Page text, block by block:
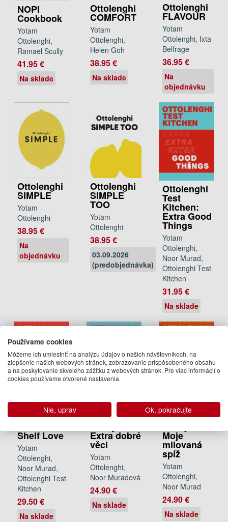
NOPI
Cookbook
Yotam
Ottolenghi,
Ramael Scully
41.95 €
Na sklade
Ottolenghi
COMFORT
Yotam
Ottolenghi,
Helen Goh
38.95 €
Na sklade
Ottolenghi
FLAVOUR
Yotam
Ottolenghi, Ixta
Belfrage
36.95 €
Na
objednávku
Ottolenghi
SIMPLE
Yotam
Ottolenghi
38.95 €
Na
objednávku
Ottolenghi
SIMPLE
TOO
Yotam
Ottolenghi
38.95 €
03.09.2026
(predobjednávka)
Ottolenghi
Test
Kitchen:
Extra Good
Things
Yotam
Ottolenghi,
Noor Murad,
Ottolenghi Test
Kitchen
31.95 €
Na sklade
Ottolenghi
Test
Shelf Love
Yotam
Ottolenghi,
Noor Murad,
Ottolenghi Test
Kitchen
29.50 €
Na sklade
Testovací
Extra dobré
věci
Yotam
Ottolenghi,
Noor Muradová
24.90 €
Na sklade
Ottolenghi
Testovací
Moje
milovaná
spíž
Yotam
Ottolenghi,
Noor Murad
24.90 €
Na sklade
Používame cookies
Môžeme ich umiestniť na analýzu údajov o našich návštevníkoch, na
zlepšenie našich webových stránok, zobrazovanie prispôsobeného obsahu
a na poskytovanie skvelého zážitku z webových stránok. Pre viac informácií o
cookies používame otvorené nastavenia.
Nie, uprav Ok, pokračujte